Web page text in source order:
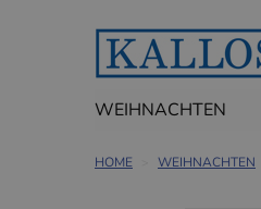
WEIHNACHTEN
HOME WEIHNACHTEN